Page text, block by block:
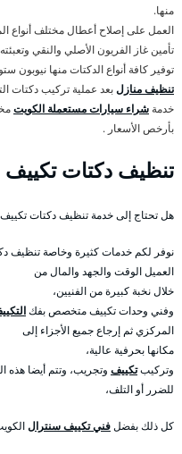
منها.
العمل على إصلاح أعطال مختلف أنواع
تأمين غاز الفريون الأصلي والنقي
توفير كافة أنواع الدكتات منها نيوبون
تنظيف منازلبعد عملية تركيب دكتات
خدمة شراء سيارات مستعملة الكويت
بأرخص الأسعار .
تنظيف دكتات
هل تحتاج إلى خدمة تنظيف دكتات
نوفر لكم خدمات كثيرة وخاصة تنظيف
العميل الوقت والجهد والمال من
خلال نخبة كبيرة من الفنيين،
وفني وحدات تكييف متخصص بفك
المركزي ثم إرجاع جميع الأجزاء إلى
مكانها بحرفية عالية،
وتركيبتكييف وتجريب، وتتم أيضا هذه
للضرر أو التلف،
كل ذلك بفضلفني تكييف سنترال